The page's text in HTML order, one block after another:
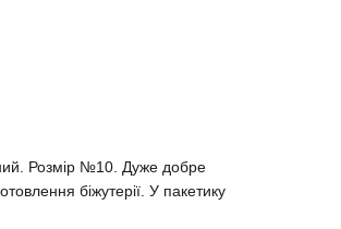
Розмір №10. Дуже добре
біжутерії. У пакетику